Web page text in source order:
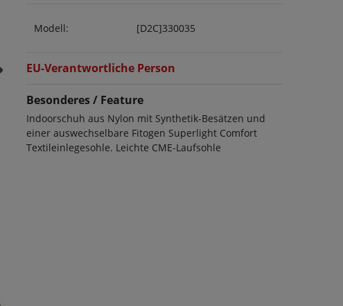
Modell: [D2C]330035
EU-Verantwortliche Person
Besonderes / Feature
Indoorschuh aus Nylon mit Synthetik-Besätzen und
einer auswechselbare Fitogen Superlight Comfort
Textileinlegesohle. Leichte CME-Laufsohle